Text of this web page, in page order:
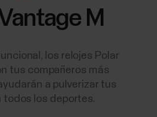
M
los relojes Polar
tus compañeros más
a pulverizar tus
todos los deportes.